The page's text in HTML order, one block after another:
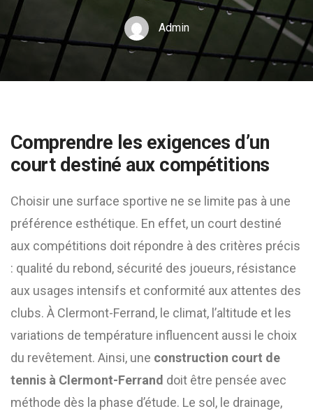
Admin
Comprendre les exigences d’un
court destiné aux compétitions
Choisir une surface sportive ne se limite pas à une
préférence esthétique. En effet, un court destiné
aux compétitions doit répondre à des critères précis
: qualité du rebond, sécurité des joueurs, résistance
aux usages intensifs et conformité aux attentes des
clubs. À Clermont-Ferrand, le climat, l’altitude et les
variations de température influencent aussi le choix
du revêtement. Ainsi, une construction court de
tennis à Clermont-Ferrand doit être pensée avec
méthode dès la phase d’étude. Le sol, le drainage,